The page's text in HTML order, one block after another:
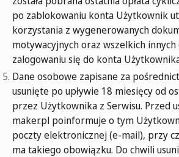
po zablokowaniu konta Użytkownik
korzystania z wygenerowanych
motywacyjnych oraz wszelkich
zalogowaniu się do konta
Dane osobowe zapisane za
usunięte po upływie 18 miesięcy od
przez Użytkownika z Serwisu. Przed
maker.pl poinformuje o tym
poczty elektronicznej (e-mail), przy
ma takiego obowiązku. Do chwili